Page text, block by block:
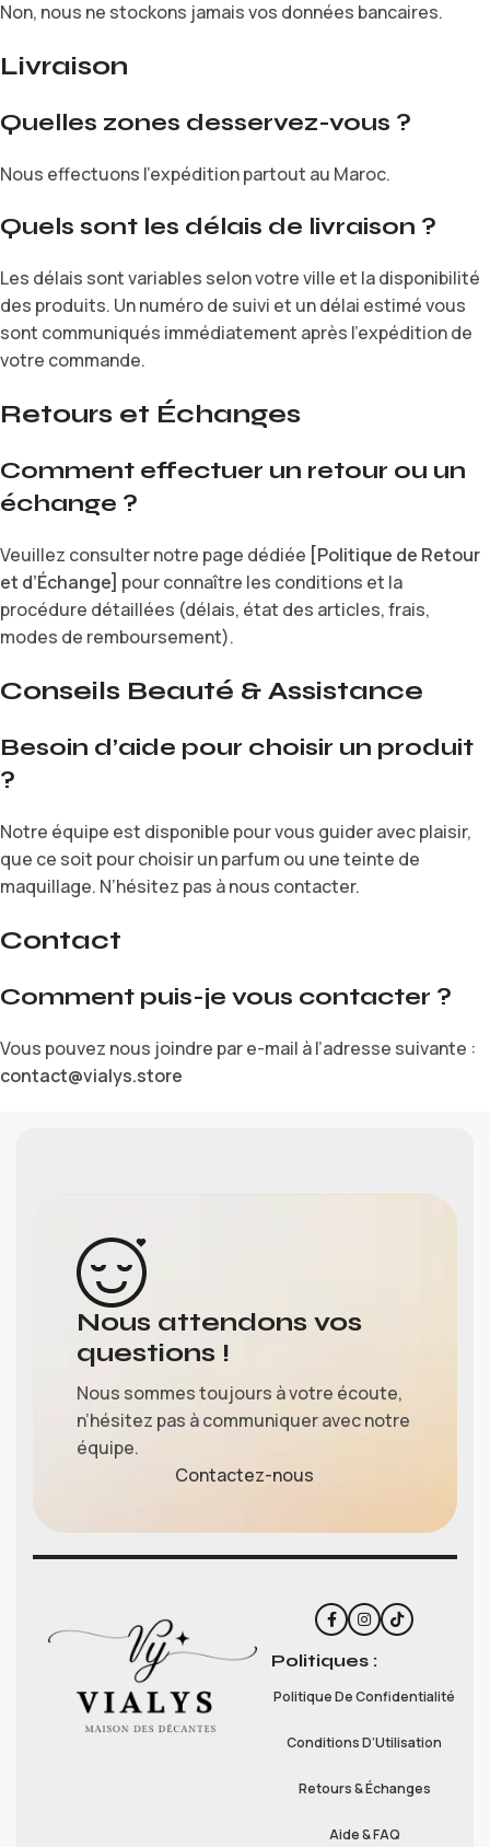
Non, nous ne stockons jamais vos données bancaires.
Livraison
Quelles zones desservez-vous ?
Nous effectuons l’expédition partout au Maroc.
Quels sont les délais de livraison ?
Les délais sont variables selon votre ville et la disponibilité
des produits. Un numéro de suivi et un délai estimé vous
sont communiqués immédiatement après l’expédition de
votre commande.
Retours et Échanges
Comment effectuer un retour ou un
échange ?
Veuillez consulter notre page dédiée [Politique de Retour
et d’Échange] pour connaître les conditions et la
procédure détaillées (délais, état des articles, frais,
modes de remboursement).
Conseils Beauté & Assistance
Besoin d’aide pour choisir un produit
?
Notre équipe est disponible pour vous guider avec plaisir,
que ce soit pour choisir un parfum ou une teinte de
maquillage. N’hésitez pas à nous contacter.
Contact
Comment puis-je vous contacter ?
Vous pouvez nous joindre par e-mail à l’adresse suivante :
contact@vialys.store
Nous attendons vos
questions !
Nous sommes toujours à votre écoute,
n’hésitez pas à communiquer avec notre
équipe.
Contactez-nous
Politiques :
Politique De Confidentialité
Conditions D’Utilisation
Retours & Échanges
Aide & FAQ